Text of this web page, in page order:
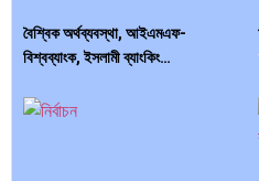
বৈশ্বিক অর্থব্যবস্থা, আইএমএফ-
বিশ্বব্যাংক, ইসলামী ব্যাংকিং…